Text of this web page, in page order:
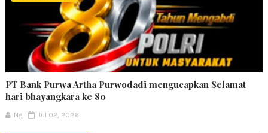
PT Bank Purwa Artha Purwodadi mengucapkan Selamat
hari bhayangkara ke 80
Ng Jul 02, 2026